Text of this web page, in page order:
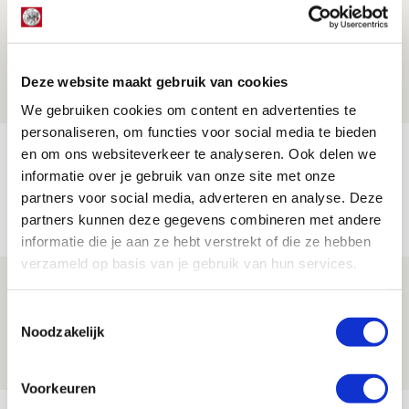
Deze website maakt gebruik van cookies
We gebruiken cookies om content en advertenties te
personaliseren, om functies voor social media te bieden
en om ons websiteverkeer te analyseren. Ook delen we
informatie over je gebruik van onze site met onze
partners voor social media, adverteren en analyse. Deze
partners kunnen deze gegevens combineren met andere
informatie die je aan ze hebt verstrekt of die ze hebben
verzameld op basis van je gebruik van hun services.
Noodzakelijk
Voorkeuren
operatie onderweg naar
‘voetbaltempel’
Brandt heeft veel vertrouwen in Ajax
dat steeds beter wordt
09 AUGUSTUS 2026 - 18:14
NIEUWS
Míchel: ‘Mentaliteit werd beter nadat
09 AUGUSTUS 2026 - 18:14